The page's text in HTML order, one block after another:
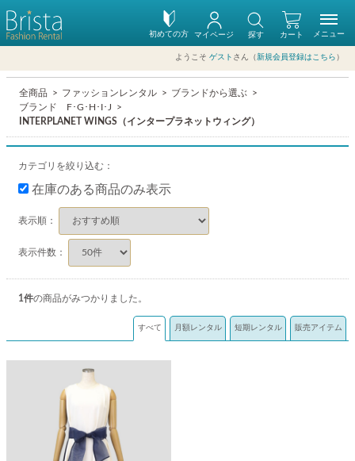
初めての方 カート
マイページ 探す
ようこそ ゲスト さん（新規会員登録はこちら ）
メニュー
全商品 ファッションレンタル
ブランドから選ぶ
ブランド F･G･H･I･J
INTERPLANET WINGS（インタープラネットウィング）
カテゴリを絞り込む：
在庫のある商品のみ表示
表示順：
表示件数：
1件の商品がみつかりました。
すべて 月額レンタル 短期レンタル 販売アイテム